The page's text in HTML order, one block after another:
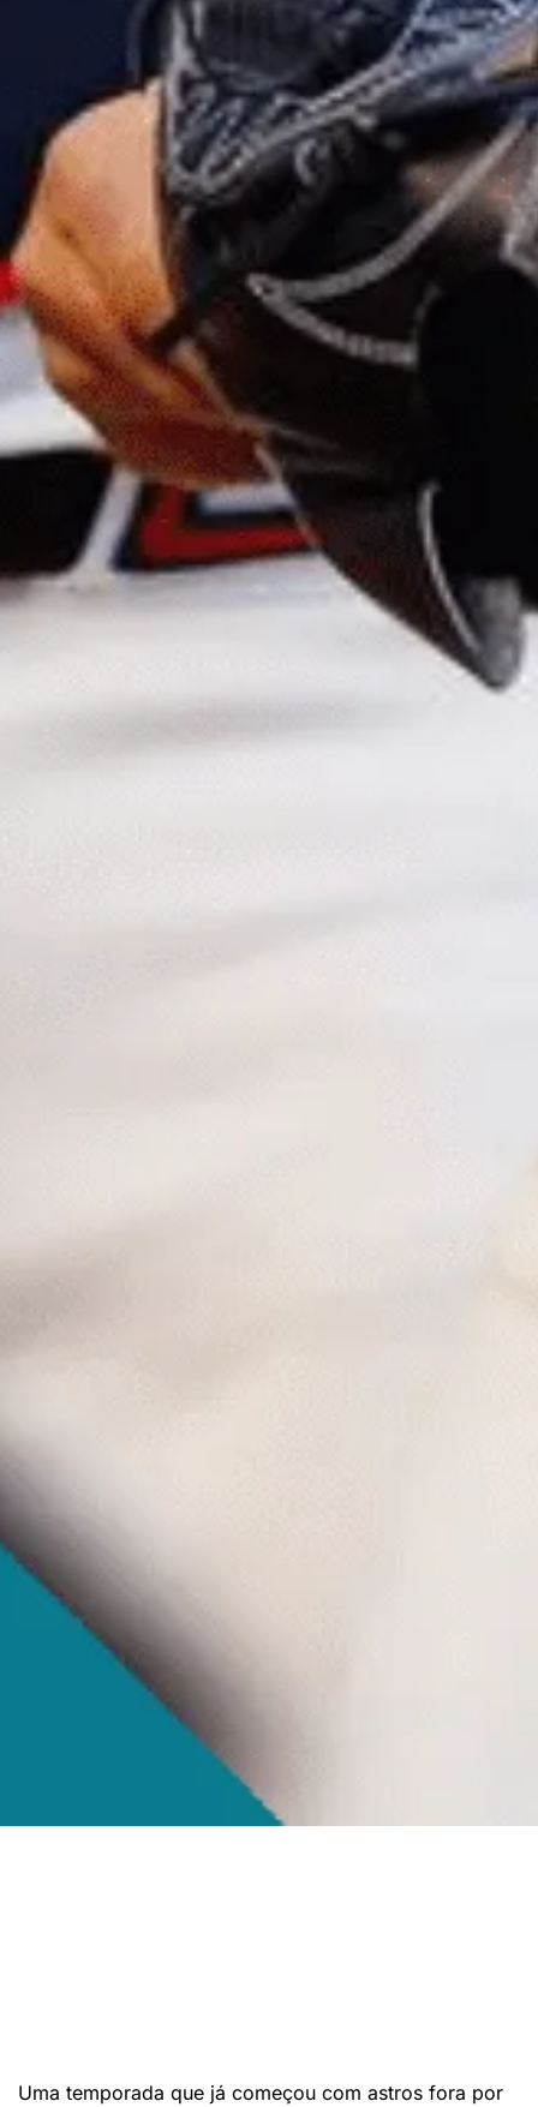
Uma temporada que já começou com astros fora por